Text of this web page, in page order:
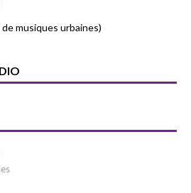
musiques urbaines)